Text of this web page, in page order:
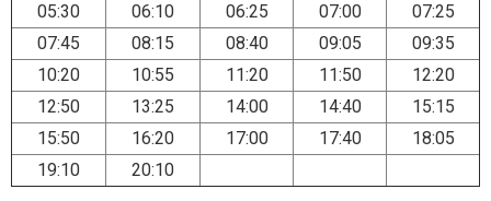
05:30
06:10 06:25 07:00
07:25
07:45
08:15 08:40 09:05
09:35
10:20
10:55 11:20 11:50
12:20
12:50
13:25 14:00 14:40
15:15
15:50
16:20 17:00 17:40
18:05
19:10
20:10